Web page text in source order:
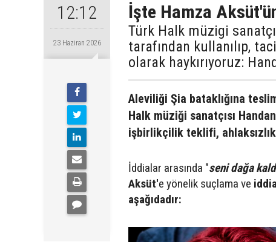
12:12
23 Haziran 2026
İşte Hamza
Türk Halk müzigi
tarafından kullanılıp,
olarak haykırıyoruz:
Aleviliği Şia bataklığına
Halk müziği sanatçısı
işbirlikçilik teklifi,
İddialar arasında "seni dağa
Aksüt'e yönelik suçlama ve
aşağıdadır: